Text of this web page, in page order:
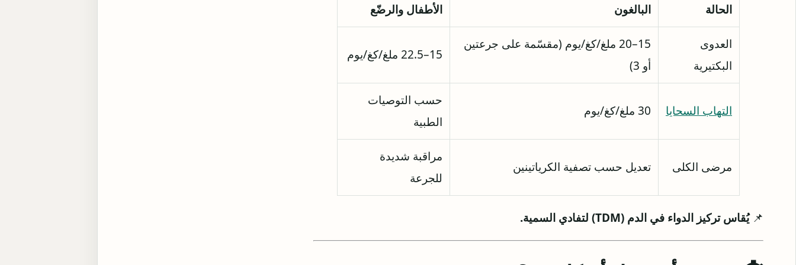
الحالة البالغون الأطفال والرضّع
العدوى
البكتيرية
15–20 ملغ/كغ/يوم (مقسّمة على جرعتين
أو 3)
15–22.5 ملغ/كغ/يوم
التهاب السحايا 30 ملغ/كغ/يوم
حسب التوصيات
الطبية
مرضى الكلى تعديل حسب تصفية الكرياتينين
مراقبة شديدة
للجرعة
📌يُقاس تركيز الدواء في الدم (TDM) لتفادي السمية.